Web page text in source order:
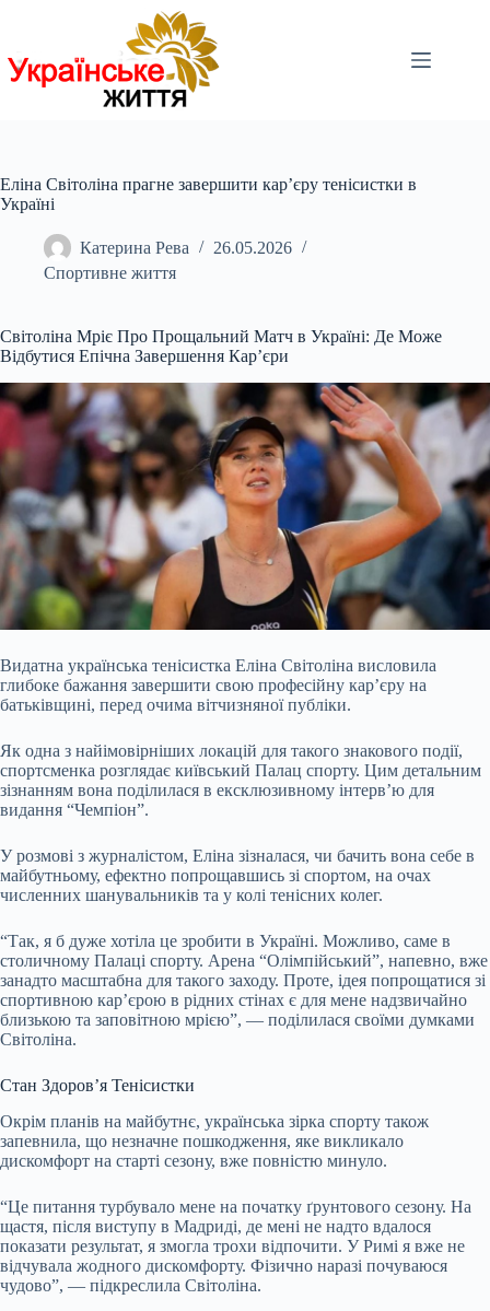
Еліна Світоліна прагне завершити кар’єру тенісистки в
Україні
Катерина Рева
26.05.2026
Спортивне життя
Світоліна Мріє Про Прощальний Матч в Україні: Де Може
Відбутися Епічна Завершення Кар’єри
Видатна українська тенісистка Еліна Світоліна висловила
глибоке бажання завершити свою професійну кар’єру на
батьківщині, перед очима вітчизняної публіки.
Як одна з найімовірніших локацій для такого знакового події,
спортсменка розглядає київський Палац спорту. Цим детальним
зізнанням вона поділилася в ексклюзивному інтерв’ю для
видання “Чемпіон”.
У розмові з журналістом, Еліна зізналася, чи бачить вона себе в
майбутньому, ефектно попрощавшись зі спортом, на очах
численних шанувальників та у колі тенісних колег.
“Так, я б дуже хотіла це зробити в Україні. Можливо, саме в
столичному Палаці спорту. Арена “Олімпійський”, напевно, вже
занадто масштабна для такого заходу. Проте, ідея попрощатися зі
спортивною кар’єрою в рідних стінах є для мене надзвичайно
близькою та заповітною мрією”, — поділилася своїми думками
Світоліна.
Стан Здоров’я Тенісистки
Окрім планів на майбутнє, українська зірка спорту також
запевнила, що незначне пошкодження, яке викликало
дискомфорт на старті сезону, вже повністю минуло.
“Це питання турбувало мене на початку ґрунтового сезону. На
щастя, після виступу в Мадриді, де мені не надто вдалося
показати результат, я змогла трохи відпочити. У Римі я вже не
відчувала жодного дискомфорту. Фізично наразі почуваюся
чудово”, — підкреслила Світоліна.